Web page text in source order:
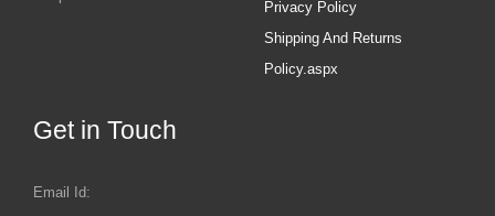
Privacy Policy
Shipping And Returns
Policy.aspx
Get in Touch
Email Id: